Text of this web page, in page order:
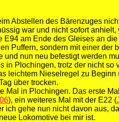
Abstellen des Bärenzuges
war und nicht sofort
E94 am Ende des Gleises an
Puffern, sondern mit einer der
und nun neu befestigt werden
in Plochingen, trotz der nicht so
leichtem Nieselregel zu
über trocken.
Mal in Plochingen. Das erste
), ein weiteres Mal mit der E22 (
ich gehe nun nicht davon aus,
Lokomotive bei mir ist.